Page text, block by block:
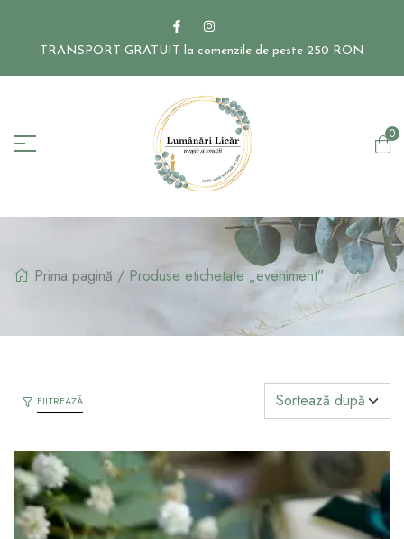
TRANSPORT GRATUIT la comenzile de peste 250 RON
0
Prima pagină / Produse etichetate „eveniment”
FILTREAZĂ